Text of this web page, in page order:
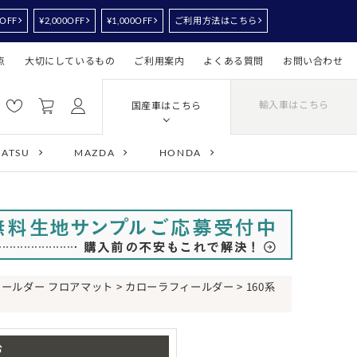
¥2,000OFF ¥1,000OFF ご利用方法はこちら
大切にしているもの ご利用案内 よくある質問 お問い合わせ
国産車はこちら 輸入車はこちら
MAZDA HONDA
ルダー フロアマット > カローラフィールダー > 160系